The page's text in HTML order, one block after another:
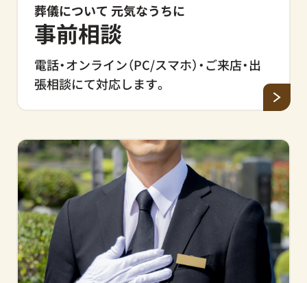
葬儀について 元気なうちに
事前相談
電話・オンライン（PC/スマホ）・ご来店・出
張相談にて対応します。